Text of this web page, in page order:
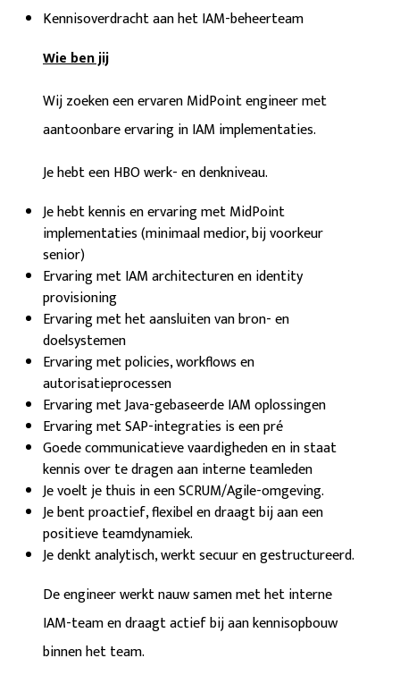
Kennisoverdracht aan het IAM-beheerteam
Wie ben jij
Wij zoeken een ervaren MidPoint engineer met
aantoonbare ervaring in IAM implementaties.
Je hebt een HBO werk- en denkniveau.
Je hebt kennis en ervaring met MidPoint
implementaties (minimaal medior, bij voorkeur
senior)
Ervaring met IAM architecturen en identity
provisioning
Ervaring met het aansluiten van bron- en
doelsystemen
Ervaring met policies, workflows en
autorisatieprocessen
Ervaring met Java-gebaseerde IAM oplossingen
Ervaring met SAP-integraties is een pré
Goede communicatieve vaardigheden en in staat
kennis over te dragen aan interne teamleden
Je voelt je thuis in een SCRUM/Agile-omgeving.
Je bent proactief, flexibel en draagt bij aan een
positieve teamdynamiek.
Je denkt analytisch, werkt secuur en gestructureerd.
De engineer werkt nauw samen met het interne
IAM-team en draagt actief bij aan kennisopbouw
binnen het team.